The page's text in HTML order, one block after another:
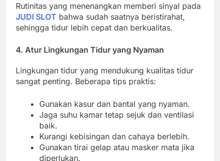
Rutinitas yang menenangkan memberi sinyal pada
JUDI SLOT bahwa sudah saatnya beristirahat,
sehingga tidur lebih cepat dan berkualitas.
4. Atur Lingkungan Tidur yang Nyaman
Lingkungan tidur yang mendukung kualitas tidur
sangat penting. Beberapa tips praktis:
Gunakan kasur dan bantal yang nyaman.
Jaga suhu kamar tetap sejuk dan ventilasi
baik.
Kurangi kebisingan dan cahaya berlebih.
Gunakan tirai gelap atau masker mata jika
diperlukan.